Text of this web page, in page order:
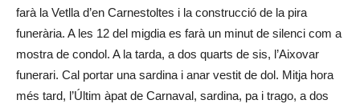
farà la Vetlla d’en Carnestoltes i la construcció de la pira
funerària. A les 12 del migdia es farà un minut de silenci com a
mostra de condol. A la tarda, a dos quarts de sis, l’Aixovar
funerari. Cal portar una sardina i anar vestit de dol. Mitja hora
més tard, l’Últim àpat de Carnaval, sardina, pa i trago, a dos